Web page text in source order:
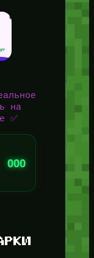
на
✅
000